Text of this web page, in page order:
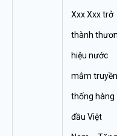
Xxx Xxx trở
thành
hiệu nước
mắm truyền
thống hàng
đầu Việt